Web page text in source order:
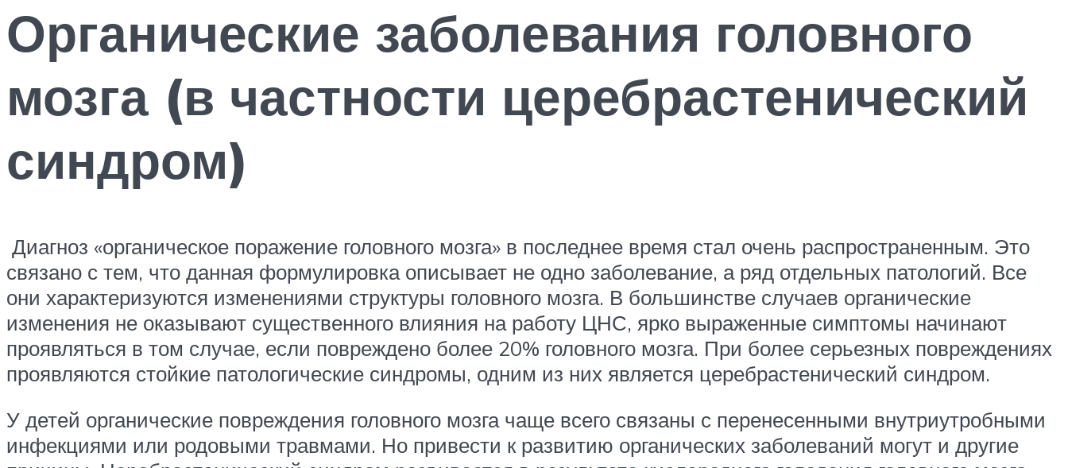
Органические заболевания головного
мозга (в частности церебрастенический
синдром)
Диагноз «органическое поражение головного мозга» в последнее время стал очень распространенным. Это
связано с тем, что данная формулировка описывает не одно заболевание, а ряд отдельных патологий. Все
они характеризуются изменениями структуры головного мозга. В большинстве случаев органические
изменения не оказывают существенного влияния на работу ЦНС, ярко выраженные симптомы начинают
проявляться в том случае, если повреждено более 20% головного мозга. При более серьезных повреждениях
проявляются стойкие патологические синдромы, одним из них является церебрастенический синдром.
У детей органические повреждения головного мозга чаще всего связаны с перенесенными внутриутробными
инфекциями или родовыми травмами. Но привести к развитию органических заболеваний могут и другие